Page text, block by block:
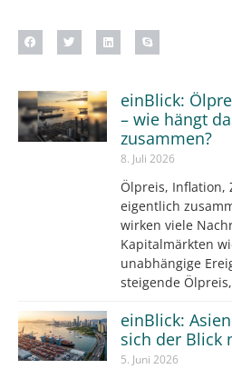
einBlick:
– wie hängt
zusammen?
8. Juli 2026
Ölpreis, Inflation,
eigentlich
wirken viele
Kapitalmärkten
unabhängige
steigende
einBlick:
sich der Blick
5. Juni 2026